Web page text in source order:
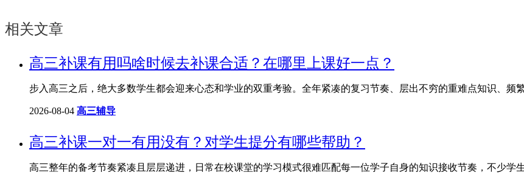
相关文章
高三补课有用吗啥时候去补课合适？在哪里上课好一点？
步入高三之后，绝大多数学生都会迎来心态和学业的双重考验。全年紧凑的复习节奏、层出不穷的重难点知识、频
2026-08-04 高三辅导
高三补课一对一有用没有？对学生提分有哪些帮助？
高三整年的备考节奏紧凑且层层递进，日常在校课堂的学习模式很难匹配每一位学子自身的知识接收节奏，不少学